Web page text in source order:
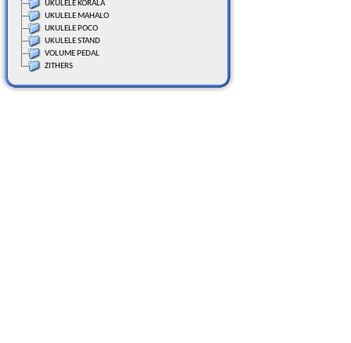
UKULELE KORALA
UKULELE MAHALO
UKULELE POCO
UKULELE STAND
VOLUME PEDAL
ZITHERS